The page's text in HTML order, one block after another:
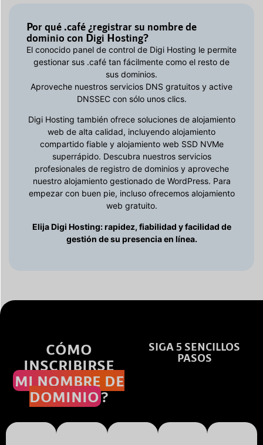
Por qué .café ¿registrar su nombre de
dominio con Digi Hosting?
El conocido panel de control de Digi Hosting le permite
gestionar sus .café tan fácilmente como el resto de
sus dominios.
Aproveche nuestros servicios DNS gratuitos y active
DNSSEC con sólo unos clics.
Digi Hosting también ofrece soluciones de alojamiento
web de alta calidad, incluyendo alojamiento
compartido fiable y alojamiento web SSD NVMe
superrápido. Descubra nuestros servicios
profesionales de registro de dominios y aproveche
nuestro alojamiento gestionado de WordPress. Para
empezar con buen pie, incluso ofrecemos alojamiento
web gratuito.
Elija Digi Hosting: rapidez, fiabilidad y facilidad de
gestión de su presencia en línea.
CÓMO
INSCRIBIRSE
MI NOMBRE DE
DOMINIO?
SIGA 5 SENCILLOS
PASOS